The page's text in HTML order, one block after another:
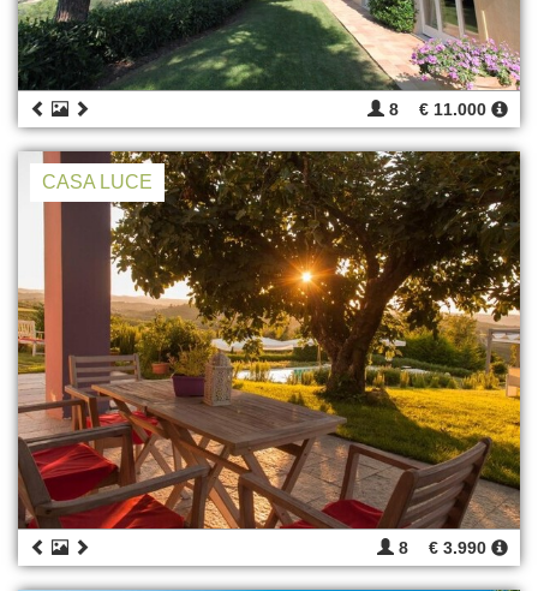
8 € 11.000
CASA LUCE
8 € 3.990